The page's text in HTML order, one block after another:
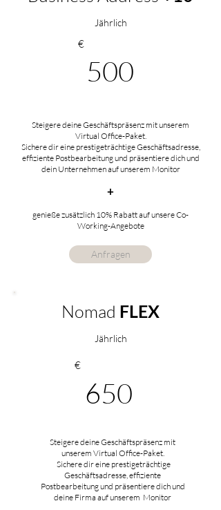
Jährlich
€
500
Steigere deine Geschäftspräsenz mit unserem
Virtual Office-Paket.
Sichere dir eine prestigeträchtige Geschäftsadresse,
effiziente Postbearbeitung und präsentiere dich und
dein Unternehmen auf unserem Monitor
+
genieße zusätzlich 10% Rabatt aufunsere Co-
Working-Angebote
Anfragen
Nomad FLEX
Jährlich
€
650
Steigere deine Geschäftspräsenz mit
unserem Virtual Office-Paket.
Sichere dir eine prestigeträchtige
Geschäftsadresse, effiziente
Postbearbeitung und präsentiere dich und
deine Firma auf unserem Monitor